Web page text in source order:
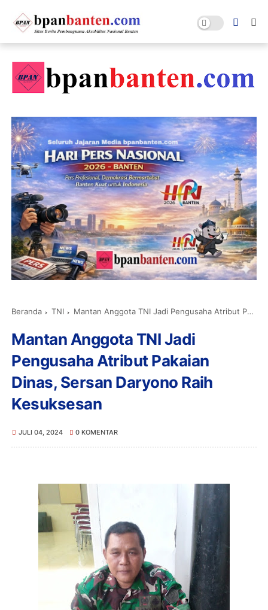
Beranda TNI Mantan Anggota TNI Jadi Pengusaha Atribut Pakaian Dinas, Sersan Daryono Raih Kesuksesan
Mantan Anggota TNI Jadi
Pengusaha Atribut Pakaian
Dinas, Sersan Daryono Raih
Kesuksesan
JULI 04, 2024 0 KOMENTAR